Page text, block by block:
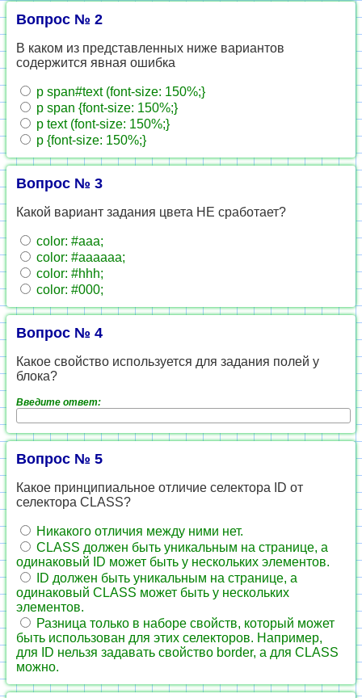
Вопрос № 2
В каком из представленных ниже вариантов
содержится явная ошибка
p span#text (font-size: 150%;}
p span {font-size: 150%;}
p text (font-size: 150%;}
p {font-size: 150%;}
Вопрос № 3
Какой вариант задания цвета НЕ сработает?
color: #aaa;
color: #aaaaaa;
color: #hhh;
color: #000;
Вопрос № 4
Какое свойство используется для задания полей у
блока?
Введите ответ:
Вопрос № 5
Какое принципиальное отличие селектора ID от
селектора CLASS?
Никакого отличия между ними нет.
CLASS должен быть уникальным на странице, а
одинаковый ID может быть у нескольких элементов.
ID должен быть уникальным на странице, а
одинаковый CLASS может быть у нескольких
элементов.
Разница только в наборе свойств, который может
быть использован для этих селекторов. Например,
для ID нельзя задавать свойство border, а для CLASS
можно.